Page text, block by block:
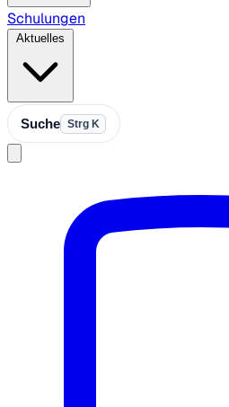
Schulungen
Aktuelles
Suche Strg K